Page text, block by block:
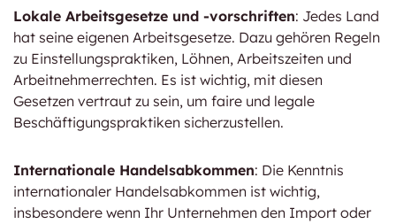
Lokale Arbeitsgesetze und -vorschriften: Jedes Land
hat seine eigenen Arbeitsgesetze. Dazu gehören Regeln
zu Einstellungspraktiken, Löhnen, Arbeitszeiten und
Arbeitnehmerrechten. Es ist wichtig, mit diesen
Gesetzen vertraut zu sein, um faire und legale
Beschäftigungspraktiken sicherzustellen.
Internationale Handelsabkommen: Die Kenntnis
internationaler Handelsabkommen ist wichtig,
insbesondere wenn Ihr Unternehmen den Import oder